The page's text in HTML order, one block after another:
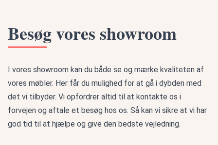
Besøg vores showroom
I vores showroom kan du både se og mærke kvaliteten af
vores møbler. Her får du mulighed for at gå i dybden med
det vi tilbyder. Vi opfordrer altid til at kontakte os i
forvejen og aftale et besøg hos os. Så kan vi sikre at vi har
god tid til at hjælpe og give den bedste vejledning.